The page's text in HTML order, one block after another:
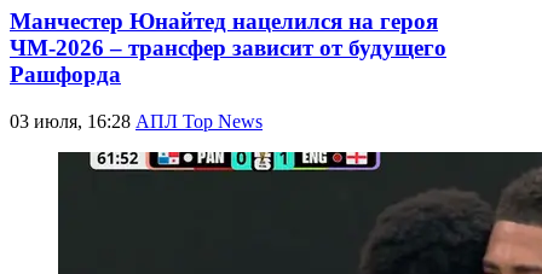
Манчестер Юнайтед нацелился на героя
ЧМ-2026 – трансфер зависит от будущего
Рашфорда
03 июля, 16:28 АПЛ Top News